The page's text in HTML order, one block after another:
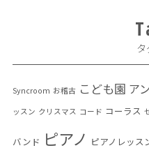
Syncroom お稽古 こども園 ア
ッスン クリスマス コード コーラス
バンド ピアノ ピアノレッス